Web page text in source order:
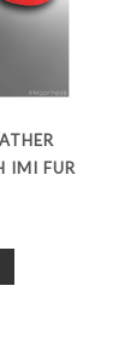
IMI FUR